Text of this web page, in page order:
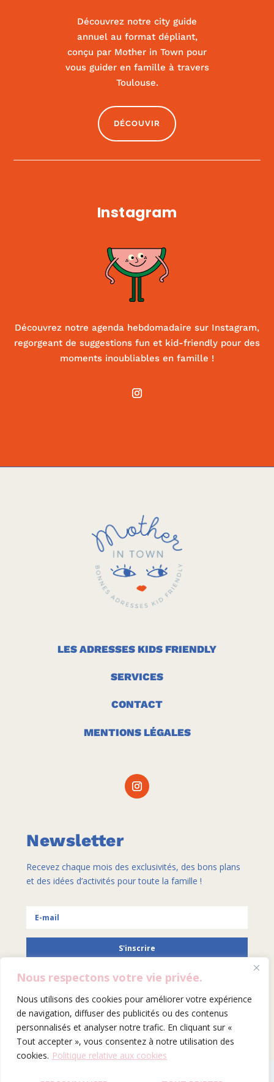
Nous respectons votre vie privée.
Nous utilisons des cookies pour améliorer votre expérience
de navigation, diffuser des publicités ou des contenus
personnalisés et analyser notre trafic. En cliquant sur «
Tout accepter », vous consentez à notre utilisation des
cookies. Politique relative aux cookies
Découvrez notre city guide
annuel au format dépliant,
conçu par Mother in Town pour
vous guider en famille à travers
Toulouse.
DÉCOUVIR
Instagram
Découvrez notre agenda hebdomadaire sur Instagram,
regorgeant de suggestions fun et kid-friendly pour des
moments inoubliables en famille !
LES ADRESSES KIDS FRIENDLY
SERVICES
CONTACT
MENTIONS LÉGALES
Newsletter
Recevez chaque mois des exclusivités, des bons plans
et des idées d’activités pour toute la famille !
S'inscrire
SITE BY HELENA GALLAIS